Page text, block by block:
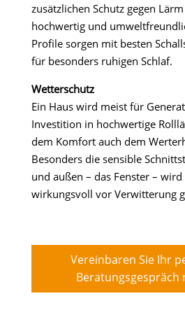
zusätzlichen Schutz gegen
hochwertig und
Profile sorgen mit besten
für besonders ruhigen Schlaf.
Wetterschutz
Ein Haus wird meist für
Investition in hochwertige
dem Komfort auch dem
Besonders die sensible
und außen – das Fenster –
wirkungsvoll vor Verwitterung
Vereinbaren Sie Ihr